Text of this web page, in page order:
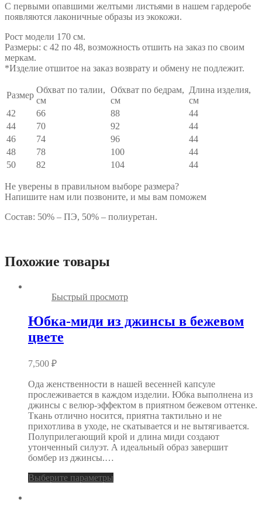
С первыми опавшими желтыми листьями в нашем гардеробе
появляются лаконичные образы из экокожи.
Рост модели 170 см.
Размеры: с 42 по 48, возможность отшить на заказ по своим
меркам.
*Изделие отшитое на заказ возврату и обмену не подлежит.
Размер
Обхват по талии,
см
Обхват по бедрам,
см
Длина изделия,
см
42
66 88
44
44
70 92
44
46
74 96
44
48
78 100
44
50
82 104 44
Не уверены в правильном выборе размера?
Напишите нам или позвоните, и мы вам поможем
Состав: 50% – ПЭ, 50% – полиуретан.
Похожие товары
Быстрый просмотр
Юбка-миди из джинсы в бежевом
цвете
7,500 ₽
Ода женственности в нашей весенней капсуле
прослеживается в каждом изделии. Юбка выполнена из
джинсы с велюр-эффектом в приятном бежевом оттенке.
Ткань отлично носится, приятна тактильно и не
прихотлива в уходе, не скатывается и не вытягивается.
Полуприлегающий крой и длина миди создают
утонченный силуэт. А идеальный образ завершит
бомбер из джинсы.…
Выберите параметры